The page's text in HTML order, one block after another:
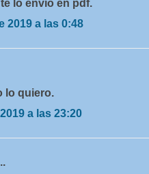
lo envío en pdf.
2019 a las 0:48
lo quiero.
a las 23:20